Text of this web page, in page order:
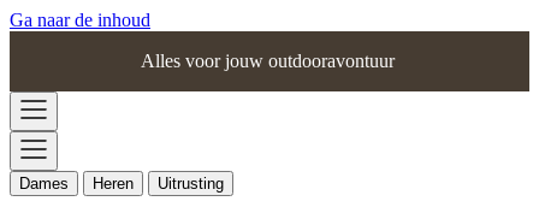
Ga naar de inhoud
Alles voor jouw outdooravontuur
Dames Heren Uitrusting